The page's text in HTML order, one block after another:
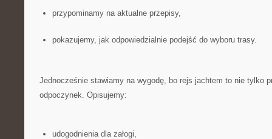
przypominamy na aktualne przepisy,
pokazujemy, jak odpowiedzialnie podejść do wyboru trasy.
Jednocześnie stawiamy na wygodę, bo rejs jachtem to nie tylko
odpoczynek. Opisujemy:
udogodnienia dla załogi,